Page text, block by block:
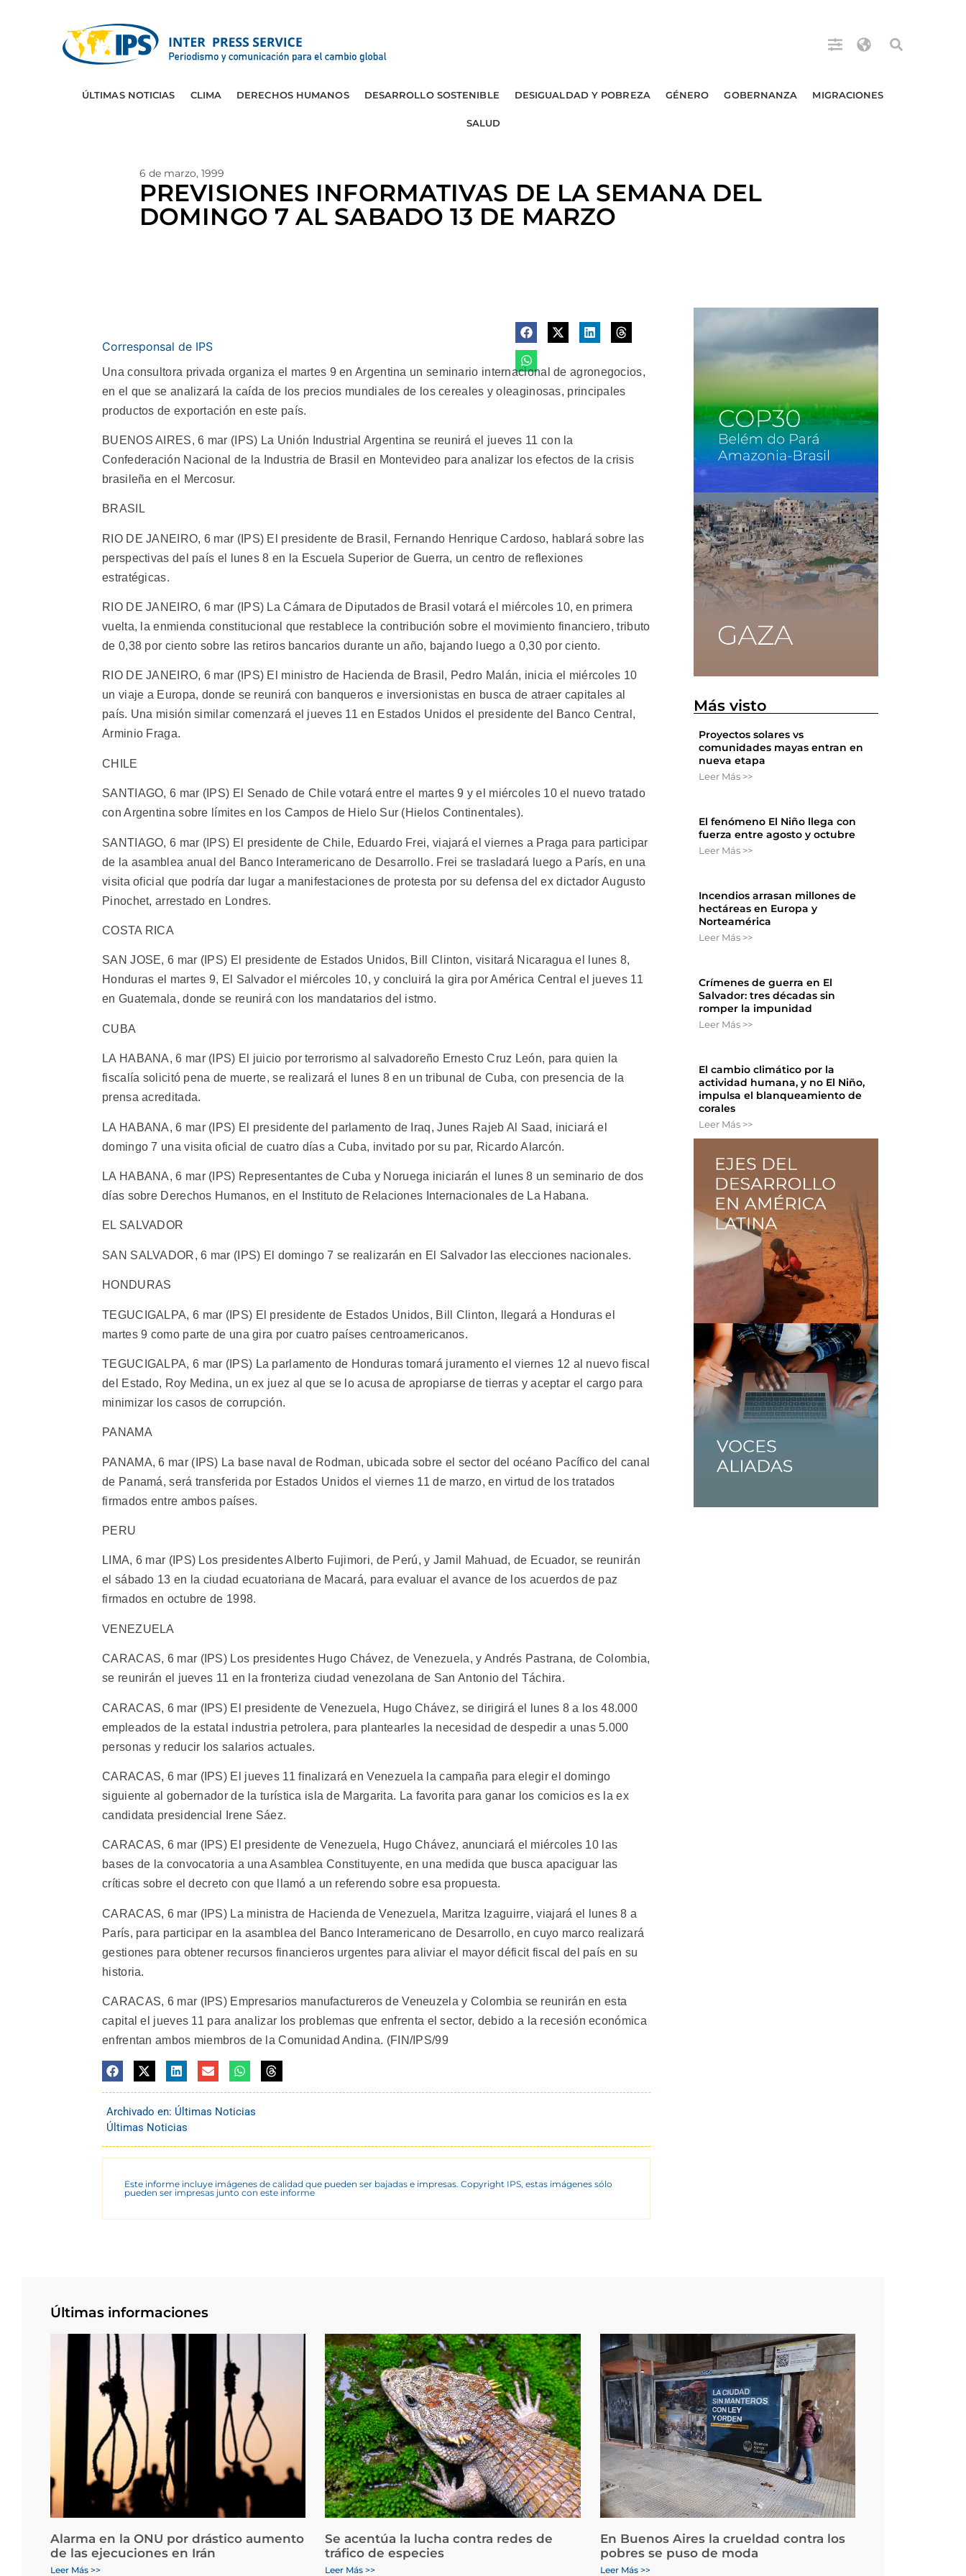
ÚLTIMAS NOTICIAS CLIMA DERECHOS HUMANOS DESARROLLO SOSTENIBLE DESIGUALDAD Y POBREZA GÉNERO GOBERNANZA MIGRACIONES
SALUD
6 de marzo, 1999
PREVISIONES INFORMATIVAS DE LA SEMANA DEL
DOMINGO 7 AL SABADO 13 DE MARZO
Corresponsal de IPS
Una consultora privada organiza el martes 9 en Argentina un seminario internacional de agronegocios,
en el que se analizará la caída de los precios mundiales de los cereales y oleaginosas, principales
productos de exportación en este país.
BUENOS AIRES, 6 mar (IPS) La Unión Industrial Argentina se reunirá el jueves 11 con la
Confederación Nacional de la Industria de Brasil en Montevideo para analizar los efectos de la crisis
brasileña en el Mercosur.
BRASIL
RIO DE JANEIRO, 6 mar (IPS) El presidente de Brasil, Fernando Henrique Cardoso, hablará sobre las
perspectivas del país el lunes 8 en la Escuela Superior de Guerra, un centro de reflexiones
estratégicas.
RIO DE JANEIRO, 6 mar (IPS) La Cámara de Diputados de Brasil votará el miércoles 10, en primera
vuelta, la enmienda constitucional que restablece la contribución sobre el movimiento financiero, tributo
de 0,38 por ciento sobre las retiros bancarios durante un año, bajando luego a 0,30 por ciento.
RIO DE JANEIRO, 6 mar (IPS) El ministro de Hacienda de Brasil, Pedro Malán, inicia el miércoles 10
un viaje a Europa, donde se reunirá con banqueros e inversionistas en busca de atraer capitales al
país. Una misión similar comenzará el jueves 11 en Estados Unidos el presidente del Banco Central,
Arminio Fraga.
CHILE
SANTIAGO, 6 mar (IPS) El Senado de Chile votará entre el martes 9 y el miércoles 10 el nuevo tratado
con Argentina sobre límites en los Campos de Hielo Sur (Hielos Continentales).
SANTIAGO, 6 mar (IPS) El presidente de Chile, Eduardo Frei, viajará el viernes a Praga para participar
de la asamblea anual del Banco Interamericano de Desarrollo. Frei se trasladará luego a París, en una
visita oficial que podría dar lugar a manifestaciones de protesta por su defensa del ex dictador Augusto
Pinochet, arrestado en Londres.
COSTA RICA
SAN JOSE, 6 mar (IPS) El presidente de Estados Unidos, Bill Clinton, visitará Nicaragua el lunes 8,
Honduras el martes 9, El Salvador el miércoles 10, y concluirá la gira por América Central el jueves 11
en Guatemala, donde se reunirá con los mandatarios del istmo.
CUBA
LA HABANA, 6 mar (IPS) El juicio por terrorismo al salvadoreño Ernesto Cruz León, para quien la
fiscalía solicitó pena de muerte, se realizará el lunes 8 en un tribunal de Cuba, con presencia de la
prensa acreditada.
LA HABANA, 6 mar (IPS) El presidente del parlamento de Iraq, Junes Rajeb Al Saad, iniciará el
domingo 7 una visita oficial de cuatro días a Cuba, invitado por su par, Ricardo Alarcón.
LA HABANA, 6 mar (IPS) Representantes de Cuba y Noruega iniciarán el lunes 8 un seminario de dos
días sobre Derechos Humanos, en el Instituto de Relaciones Internacionales de La Habana.
EL SALVADOR
SAN SALVADOR, 6 mar (IPS) El domingo 7 se realizarán en El Salvador las elecciones nacionales.
HONDURAS
TEGUCIGALPA, 6 mar (IPS) El presidente de Estados Unidos, Bill Clinton, llegará a Honduras el
martes 9 como parte de una gira por cuatro países centroamericanos.
TEGUCIGALPA, 6 mar (IPS) La parlamento de Honduras tomará juramento el viernes 12 al nuevo fiscal
del Estado, Roy Medina, un ex juez al que se lo acusa de apropiarse de tierras y aceptar el cargo para
minimizar los casos de corrupción.
PANAMA
PANAMA, 6 mar (IPS) La base naval de Rodman, ubicada sobre el sector del océano Pacífico del canal
de Panamá, será transferida por Estados Unidos el viernes 11 de marzo, en virtud de los tratados
firmados entre ambos países.
PERU
LIMA, 6 mar (IPS) Los presidentes Alberto Fujimori, de Perú, y Jamil Mahuad, de Ecuador, se reunirán
el sábado 13 en la ciudad ecuatoriana de Macará, para evaluar el avance de los acuerdos de paz
firmados en octubre de 1998.
VENEZUELA
CARACAS, 6 mar (IPS) Los presidentes Hugo Chávez, de Venezuela, y Andrés Pastrana, de Colombia,
se reunirán el jueves 11 en la fronteriza ciudad venezolana de San Antonio del Táchira.
CARACAS, 6 mar (IPS) El presidente de Venezuela, Hugo Chávez, se dirigirá el lunes 8 a los 48.000
empleados de la estatal industria petrolera, para plantearles la necesidad de despedir a unas 5.000
personas y reducir los salarios actuales.
CARACAS, 6 mar (IPS) El jueves 11 finalizará en Venezuela la campaña para elegir el domingo
siguiente al gobernador de la turística isla de Margarita. La favorita para ganar los comicios es la ex
candidata presidencial Irene Sáez.
CARACAS, 6 mar (IPS) El presidente de Venezuela, Hugo Chávez, anunciará el miércoles 10 las
bases de la convocatoria a una Asamblea Constituyente, en una medida que busca apaciguar las
críticas sobre el decreto con que llamó a un referendo sobre esa propuesta.
CARACAS, 6 mar (IPS) La ministra de Hacienda de Venezuela, Maritza Izaguirre, viajará el lunes 8 a
París, para participar en la asamblea del Banco Interamericano de Desarrollo, en cuyo marco realizará
gestiones para obtener recursos financieros urgentes para aliviar el mayor déficit fiscal del país en su
historia.
CARACAS, 6 mar (IPS) Empresarios manufactureros de Veneuzela y Colombia se reunirán en esta
capital el jueves 11 para analizar los problemas que enfrenta el sector, debido a la recesión económica
enfrentan ambos miembros de la Comunidad Andina. (FIN/IPS/99
Archivado en: Últimas Noticias
Últimas Noticias
Este informe incluye imágenes de calidad que pueden ser bajadas e impresas. Copyright IPS, estas imágenes sólo
pueden ser impresas junto con este informe
Más visto
Proyectos solares vs
comunidades mayas entran en
nueva etapa
Leer Más >>
El fenómeno El Niño llega con
fuerza entre agosto y octubre
Leer Más >>
Incendios arrasan millones de
hectáreas en Europa y
Norteamérica
Leer Más >>
Crímenes de guerra en El
Salvador: tres décadas sin
romper la impunidad
Leer Más >>
El cambio climático por la
actividad humana, y no El Niño,
impulsa el blanqueamiento de
corales
Leer Más >>
Últimas informaciones
Alarma en la ONU por drástico aumento
de las ejecuciones en Irán
Leer Más >>
Se acentúa la lucha contra redes de
tráfico de especies
Leer Más >>
En Buenos Aires la crueldad contra los
pobres se puso de moda
Leer Más >>